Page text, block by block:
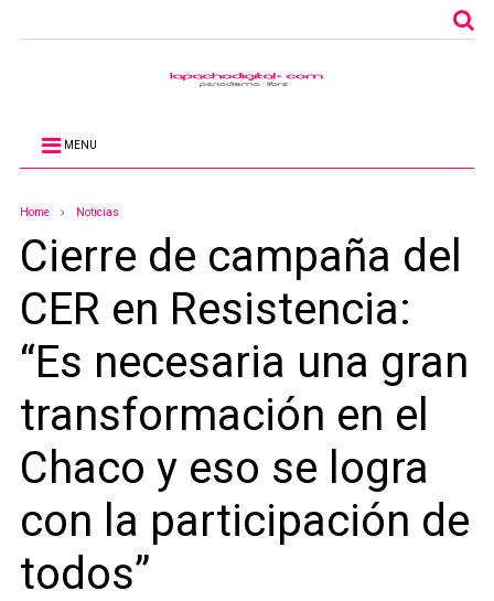
MENU
Home Noticias
Cierre de campaña del
CER en Resistencia:
“Es necesaria una gran
transformación en el
Chaco y eso se logra
con la participación de
todos”